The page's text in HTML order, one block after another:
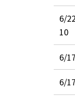
6/
10
6/
6/